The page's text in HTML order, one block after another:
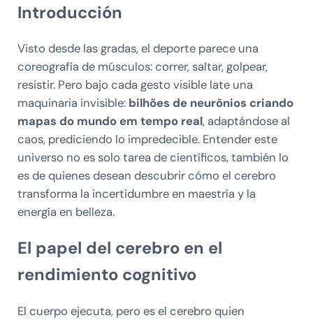
Introducción
Visto desde las gradas, el deporte parece una
coreografía de músculos: correr, saltar, golpear,
resistir. Pero bajo cada gesto visible late una
maquinaria invisible: bilhões de neurônios criando
mapas do mundo em tempo real, adaptándose al
caos, prediciendo lo impredecible. Entender este
universo no es solo tarea de científicos, también lo
es de quienes desean descubrir cómo el cerebro
transforma la incertidumbre en maestría y la
energía en belleza.
El papel del cerebro en el
rendimiento cognitivo
El cuerpo ejecuta, pero es el cerebro quien